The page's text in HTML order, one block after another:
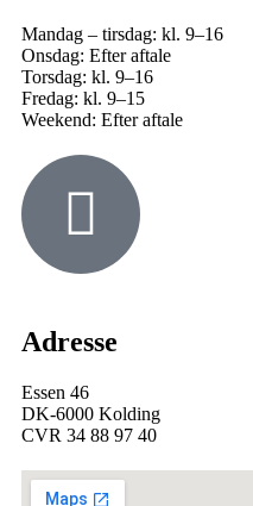
Mandag – tirsdag: kl. 9–16
Onsdag: Efter aftale
Torsdag: kl. 9–16
Fredag: kl. 9–15
Weekend: Efter aftale
Adresse
Essen 46
DK-6000 Kolding
CVR 34 88 97 40